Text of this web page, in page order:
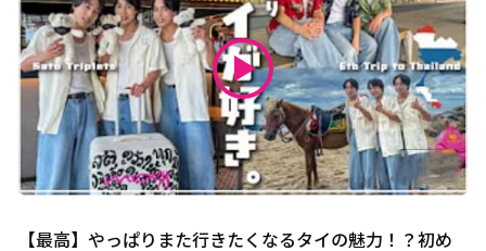
【最高】やっぱりまた行きたくなるタイの魅力！？初め